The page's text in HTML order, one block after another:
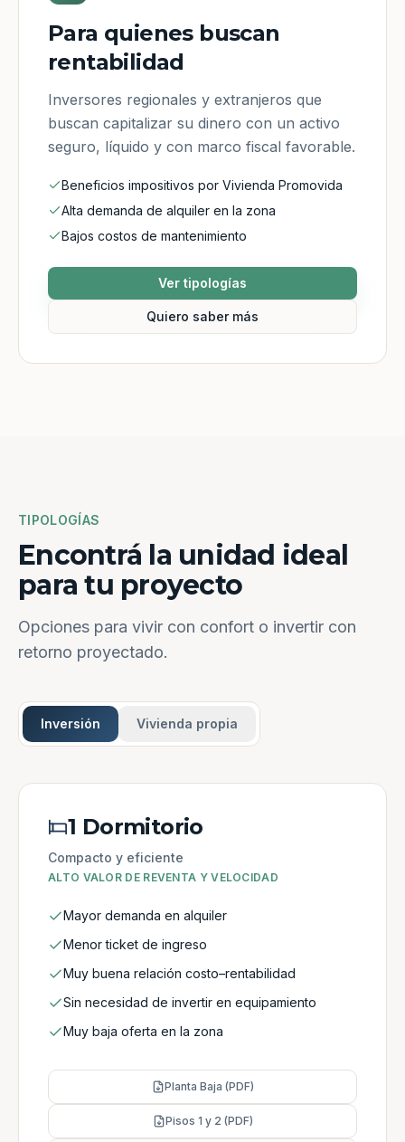
Para quienes buscan
rentabilidad
Inversores regionales y extranjeros que
buscan capitalizar su dinero con un activo
seguro, líquido y con marco fiscal favorable.
Beneficios impositivos por Vivienda Promovida
Alta demanda de alquiler en la zona
Bajos costos de mantenimiento
Ver tipologías
Quiero saber más
TIPOLOGÍAS
Encontrá la unidad ideal
para tu proyecto
Opciones para vivir con confort o invertir con
retorno proyectado.
Inversión Vivienda propia
1 Dormitorio
Compacto y eficiente
ALTO VALOR DE REVENTA Y VELOCIDAD
Mayor demanda en alquiler
Menor ticket de ingreso
Muy buena relación costo–rentabilidad
Sin necesidad de invertir en equipamiento
Muy baja oferta en la zona
Planta Baja (PDF)
Pisos 1 y 2 (PDF)